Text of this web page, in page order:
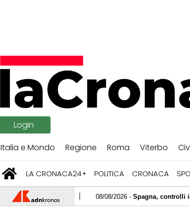
Login
Italia e Mondo
Regione Roma Viterbo
LA CRONACA24+ POLITICA CRONACA
Spagna, controlli in vigore per